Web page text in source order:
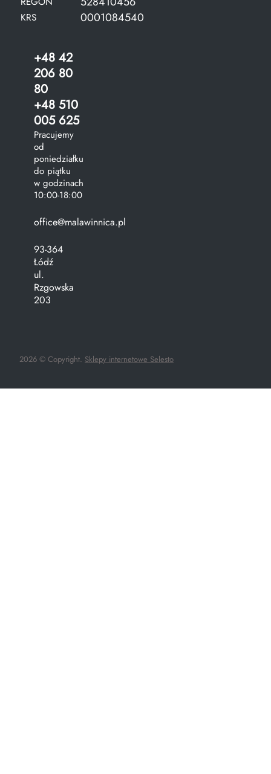
KRS 0001084540
+48 42
206 80
80
+48 510
005 625
Pracujemy
od
poniedziałku
do piątku
w godzinach
10:00-18:00
office@malawinnica.pl
93-364
Łódź
ul.
Rzgowska
203
2026 © Copyright. Sklepy internetowe Selesto